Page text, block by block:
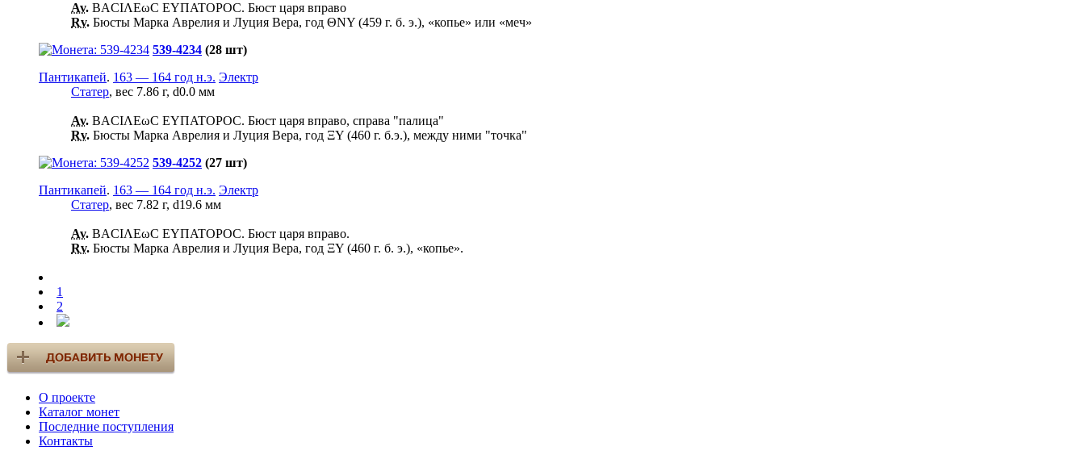
Av. ΒΑCΙΛΕωC ΕΥΠΑΤΟΡΟC. Бюст царя вправо
Rv. Бюсты Марка Аврелия и Луция Вера, год ΘΝΥ (459 г. б. э.), «копье» или «меч»
539-4234 (28 шт)
Пантикапей. 163 — 164 год н.э. Электр
Статер, вес 7.86 г, d0.0 мм
Av. ΒΑCΙΛΕωC ΕΥΠΑΤΟΡΟC. Бюст царя вправо, справа "палица"
Rv. Бюсты Марка Аврелия и Луция Вера, год ΞΥ (460 г. б.э.), между ними "точка"
539-4252 (27 шт)
Пантикапей. 163 — 164 год н.э. Электр
Статер, вес 7.82 г, d19.6 мм
Av. ΒΑCΙΛΕωC ΕΥΠΑΤΟΡΟC. Бюст царя вправо.
Rv. Бюсты Марка Аврелия и Луция Вера, год ΞΥ (460 г. б. э.), «копье».
1
2
О проекте
Каталог монет
Последние поступления
Контакты